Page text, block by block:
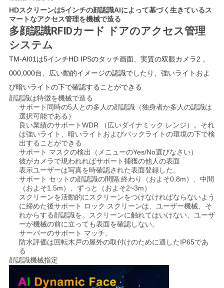
な
さ
い
ニ
ュ
PRIVACY
POLICY
HDスクリーンは5インチの顔認識AIによって基づく生きているス
マートなアクセス管理を機械で造る
多顔認識RFIDカード ドアのアクセス管理
システム
TM-AI01は5インチHD IPSのタッチ画面、 実質の双眼カメラ2，
000,000台、広い動的イメージの認識でしたり 、強いライトおよ
び暗いライトの下で確認することができる
顔認識は特徴を機械で造る
サポート同時の5人との多人の顔認識（独身者か多人の認識は
選択可能である）
良い業績のサポートWDR （広いダイナミック レンジ）。それ
は強いライト、暗いライトおよびバックライトの環境の下で検
出することができる
サポート マスクの検出（メニューのYes/No選びなさい）
彼がカメラで現われればサポート捕獲の他人の表面
表示ユーザーは写真を時確認された表面登録した。
サポート セットの顔認識の間隔:終わり（およそ0.8m）、中間
（およそ1.5m）、ずっと（およそ2~3m）
スクリーンを活動的にスクリーンをつけなければならないよう
に締めた後サポート ロック スクリーンは、ユーザー機械、そ
れからする顔認識を。スクリーンに触れてはいけない、ユーザ
ーが機械の前に立っても表面を確認しない。
サーバーのサポート マッチ。
防水評価は回転木戸の屋外の取付けのために適したIP65であ
る
顔認識機械指定